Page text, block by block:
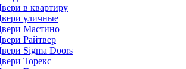
в квартиру
уличные
Мастино
Райтвер
Sigma Doors
Торекс